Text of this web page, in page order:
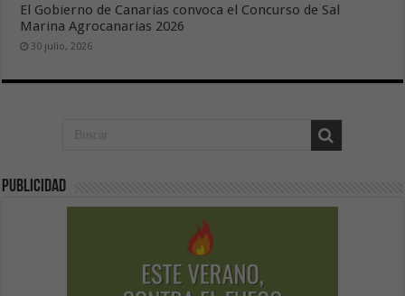
El Gobierno de Canarias convoca el Concurso de Sal
Marina Agrocanarias 2026
30 julio, 2026
Publicidad